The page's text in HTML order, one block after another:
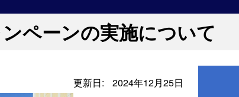
ペーンの実施について
更新日: 2024年12月25日